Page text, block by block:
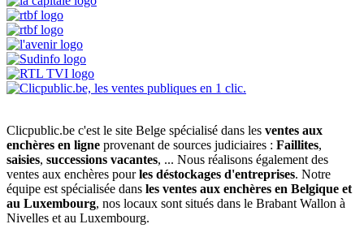
Clicpublic.be c'est le site Belge spécialisé dans les ventes aux
enchères en ligne provenant de sources judiciaires : Faillites,
saisies, successions vacantes, ... Nous réalisons également des
ventes aux enchères pourles déstockages d'entreprises. Notre
équipe est spécialisée dans les ventes aux enchères en Belgique et
au Luxembourg, nos locaux sont situés dans le Brabant Wallon à
Nivelles et au Luxembourg.